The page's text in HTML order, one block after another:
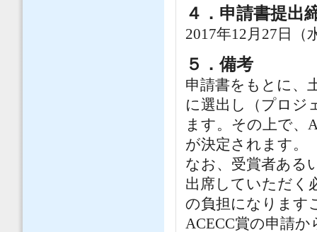
４．申請書提出
2017年12月27日（
５．備考
申請書をもとに、
に選出し（プロジ
ます。その上で、
が決定されます。
なお、受賞者ある
出席していただく
の負担になります
ACECC賞の申請